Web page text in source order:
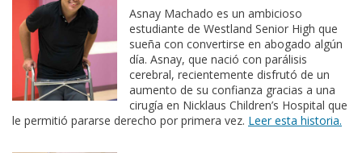
Asnay Machado es un ambicioso
estudiante de Westland Senior High que
sueña con convertirse en abogado algún
día. Asnay, que nació con parálisis
cerebral, recientemente disfrutó de un
aumento de su confianza gracias a una
cirugía en Nicklaus Children’s Hospital que
le permitió pararse derecho por primera vez. Leer esta historia.